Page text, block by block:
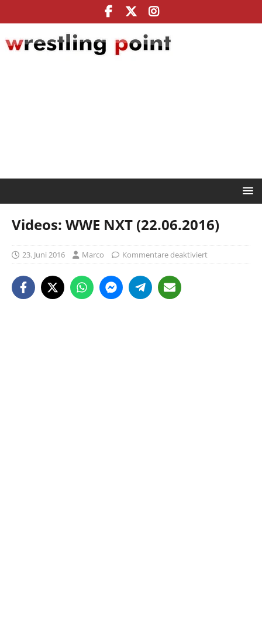
Videos: WWE NXT (22.06.2016)
23. Juni 2016 Marco Kommentare deaktiviert